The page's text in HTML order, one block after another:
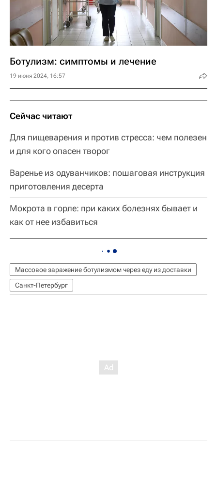
Ботулизм: симптомы и лечение
19 июня 2024, 16:57
Сейчас читают
Для пищеварения и против стресса: чем полезен
и для кого опасен творог
Варенье из одуванчиков: пошаговая инструкция
приготовления десерта
Мокрота в горле: при каких болезнях бывает и
как от нее избавиться
Массовое заражение ботулизмом через еду из доставки
Санкт-Петербург